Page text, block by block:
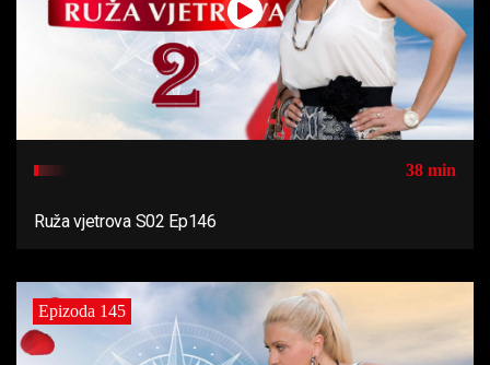
38 min
Ruža vjetrova S02 Ep146
Epizoda 145